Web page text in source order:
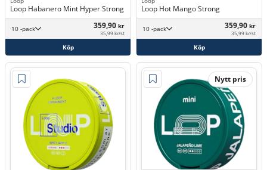
Loop Habanero Mint Hyper Strong
10 -pack 359,90 kr
35,99 kr/st
Köp
Loop Hot Mango Strong
10 -pack 359,90 kr
35,99 kr/st
Köp
Nytt pris